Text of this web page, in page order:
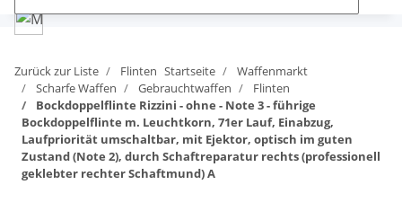
Zurück zur Liste Flinten Startseite
Waffenmarkt
Scharfe Waffen
Gebrauchtwaffen
Flinten
Bockdoppelflinte Rizzini - ohne - Note 3 - führige
Bockdoppelflinte m. Leuchtkorn, 71er Lauf, Einabzug,
Laufpriorität umschaltbar, mit Ejektor, optisch im guten
Zustand (Note 2), durch Schaftreparatur rechts (professionell
geklebter rechter Schaftmund) A